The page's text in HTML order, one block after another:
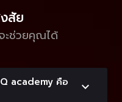
สัย
ะช่วยคุณได้
academy คือ